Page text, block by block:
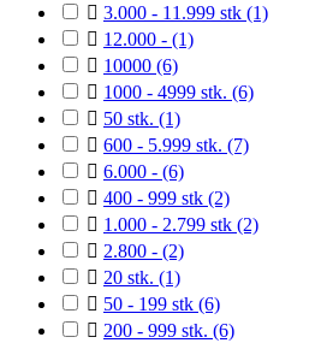
 3.000 - 11.999 stk (1)
 12.000 - (1)
 10000 (6)
 1000 - 4999 stk. (6)
 50 stk. (1)
 600 - 5.999 stk. (7)
 6.000 - (6)
 400 - 999 stk (2)
 1.000 - 2.799 stk (2)
 2.800 - (2)
 20 stk. (1)
 50 - 199 stk (6)
 200 - 999 stk. (6)